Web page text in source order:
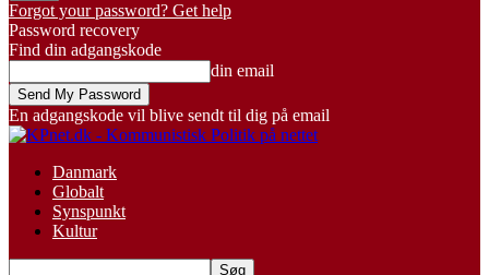
Forgot your password? Get help
Password recovery
Find din adgangskode
din email
En adgangskode vil blive sendt til dig på email
Danmark
Globalt
Synspunkt
Kultur